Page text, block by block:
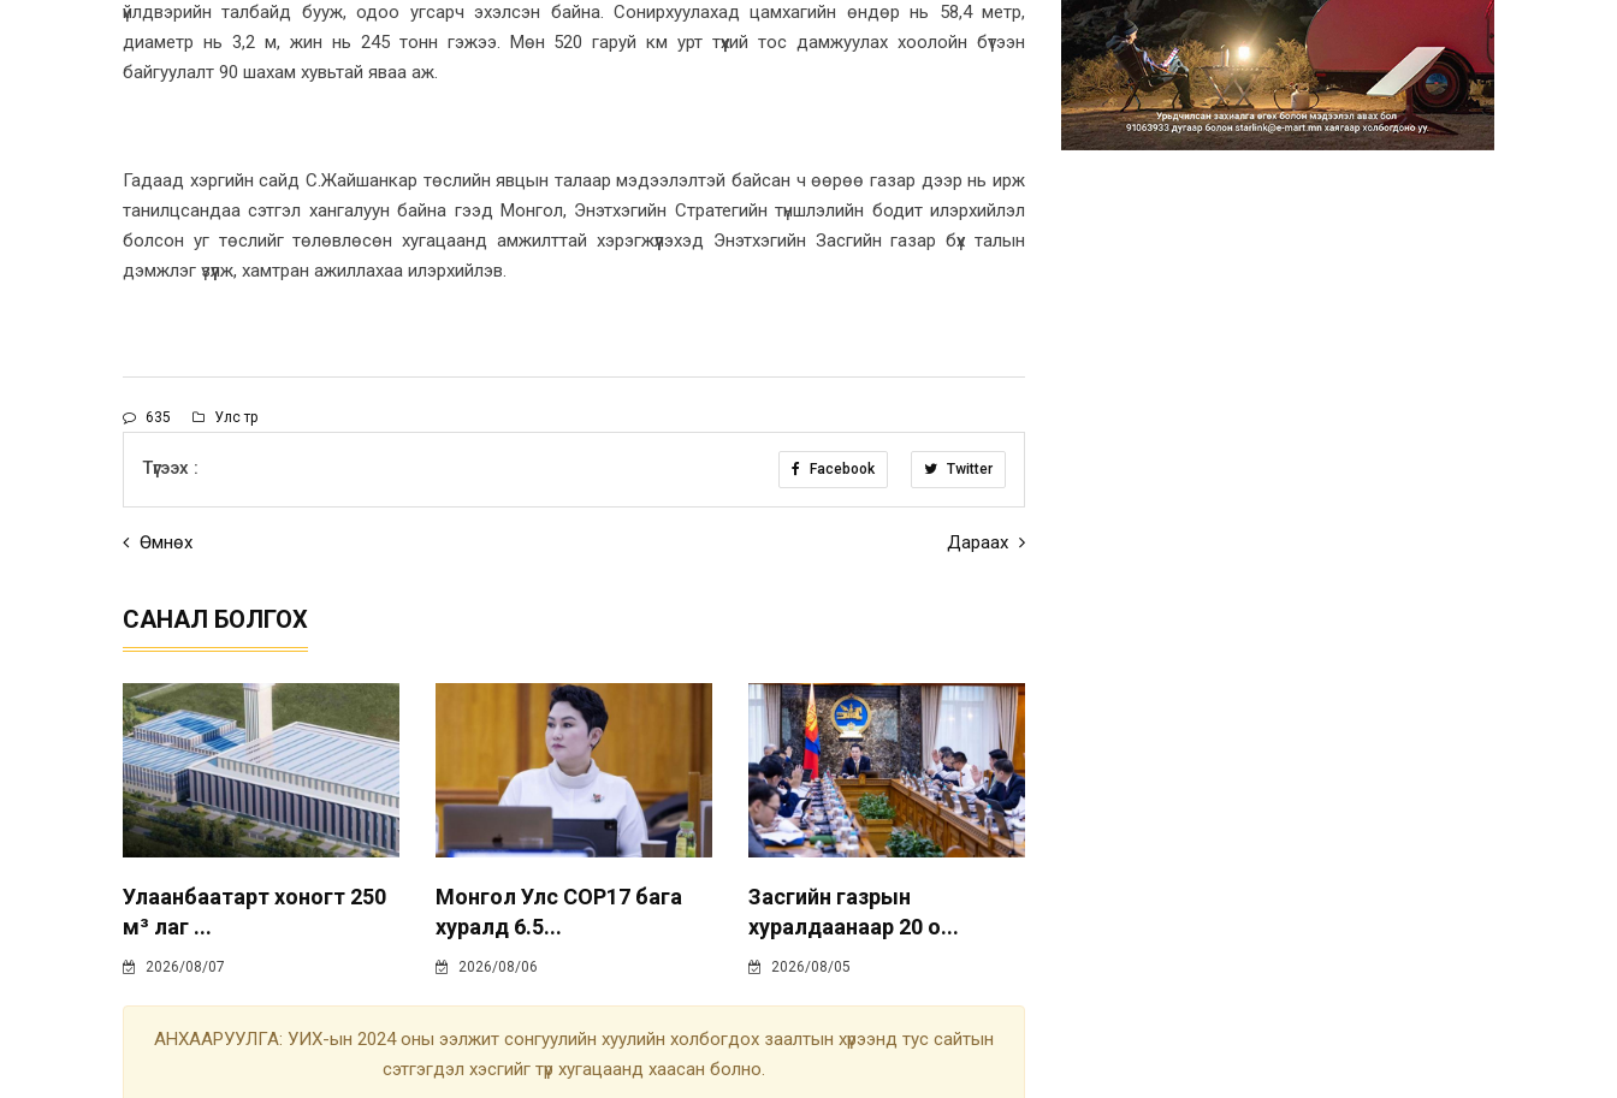
үйлдвэрийн талбайд бууж, одоо угсарч эхэлсэн байна. Сонирхуулахад цамхагийн өндөр нь 58,4 метр,
диаметр нь 3,2 м, жин нь 245 тонн гэжээ. Мөн 520 гаруй км урт түүхий тос дамжуулах хоолойн бүтээн
байгуулалт 90 шахам хувьтай яваа аж.
Гадаад хэргийн сайд С.Жайшанкар төслийн явцын талаар мэдээлэлтэй байсан ч өөрөө газар дээр нь ирж
танилцсандаа сэтгэл хангалуун байна гээд Монгол, Энэтхэгийн Стратегийн түншлэлийн бодит илэрхийлэл
болсон уг төслийг төлөвлөсөн хугацаанд амжилттай хэрэгжүүлэхэд Энэтхэгийн Засгийн газар бүх талын
дэмжлэг үзүүлж, хамтран ажиллахаа илэрхийлэв.
635 Улс төр
Түгээх : Facebook Twitter
Өмнөх Дараах
САНАЛ БОЛГОХ
Улаанбаатарт хоногт 250
м³ лаг ...
2026/08/07
Монгол Улс COP17 бага
хуралд 6.5...
2026/08/06
Засгийн газрын
хуралдаанаар 20 о...
2026/08/05
АНХААРУУЛГА: УИХ-ын 2024 оны ээлжит сонгуулийн хуулийн холбогдох заалтын хүрээнд тус сайтын
сэтгэгдэл хэсгийг түр хугацаанд хаасан болно.
и...
2026/08/06
Засгийн газар энэ оныг
дуустал санхүүгийн хэмнэлти...